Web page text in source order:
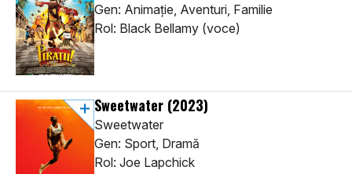
Gen: Animaţie, Aventuri, Familie
Rol: Black Bellamy (voce)
Sweetwater (2023)
Sweetwater
Gen: Sport, Dramă
Rol: Joe Lapchick